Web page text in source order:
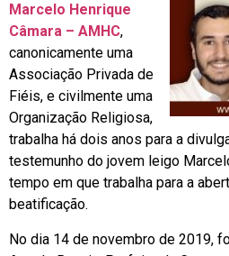
Marcelo Henrique
Câmara – AMHC,
canonicamente uma
Associação Privada de
Fiéis, e civilmente uma
Organização Religiosa,
trabalha há dois anos para a
testemunho do jovem leigo
tempo em que trabalha para a
beatificação.
No dia 14 de novembro de 2019,